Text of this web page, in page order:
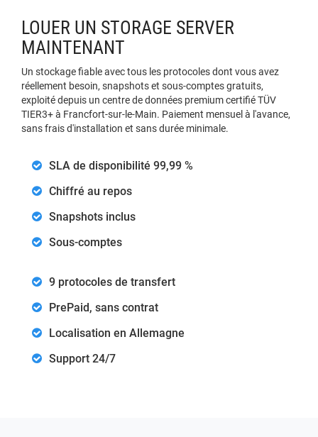
LOUER UN STORAGE SERVER
MAINTENANT
Un stockage fiable avec tous les protocoles dont vous avez
réellement besoin, snapshots et sous-comptes gratuits,
exploité depuis un centre de données premium certifié TÜV
TIER3+ à Francfort-sur-le-Main. Paiement mensuel à l'avance,
sans frais d'installation et sans durée minimale.
SLA de disponibilité 99,99 %
Chiffré au repos
Snapshots inclus
Sous-comptes
9 protocoles de transfert
PrePaid, sans contrat
Localisation en Allemagne
Support 24/7